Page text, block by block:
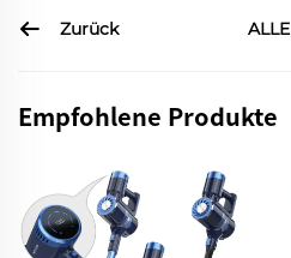
Zurück ALLE
Empfohlene Produkte